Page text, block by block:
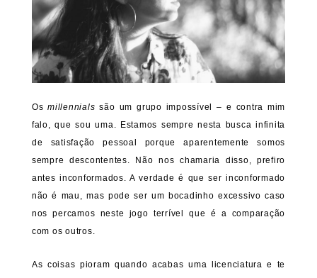
Osmillennials são um grupo impossível – e contra mim
falo, que sou uma. Estamos sempre nesta busca infinita
de satisfação pessoal porque aparentemente somos
sempre descontentes. Não nos chamaria disso, prefiro
antes inconformados. A verdade é que ser inconformado
não é mau, mas pode ser um bocadinho excessivo caso
nos percamos neste jogo terrível que é a comparação
com os outros.
As coisas pioram quando acabas uma licenciatura e te